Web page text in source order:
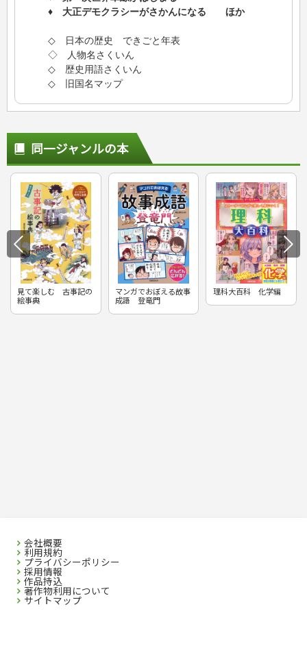
♦ 大正デモクラシーがさかんになる ほか
◇ 日本の歴史 できごと年表
◇ 人物名さくいん
◇ 歴史用語さくいん
◇ 旧国名マップ
同一ジャンルの本
見て楽しむ 古事記の
絵事典
マンガでおぼえる故事
成語 登竜門
理科大百科 化学編
会社概要
利用規約
プライバシーポリシー
採用情報
作品持込
著作物利用について
サイトマップ